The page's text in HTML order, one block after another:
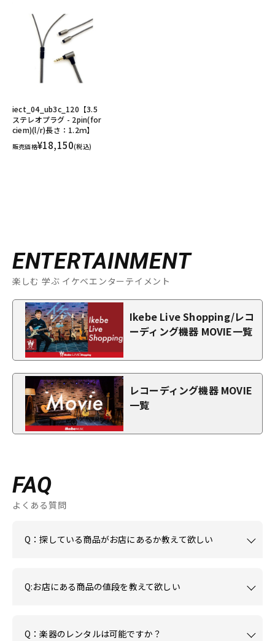
iect_04_ub3c_120【3.5
ステレオプラグ - 2pin(for
ciem)(l/r)長さ：1.2ｍ】
販売価格¥18,150(税込)
ENTERTAINMENT
楽しむ 学ぶ イケベエンターテイメント
Ikebe Live Shopping/レコ
ーディング機器 MOVIE一覧
レコーディング機器 MOVIE
一覧
FAQ
よくある質問
Q：探している商品がお店にあるか教えて欲しい
Q:お店にある商品の値段を教えて欲しい
Q：楽器のレンタルは可能ですか？